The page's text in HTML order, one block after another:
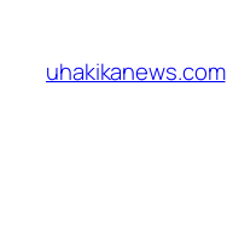
content
uhakikanews.com